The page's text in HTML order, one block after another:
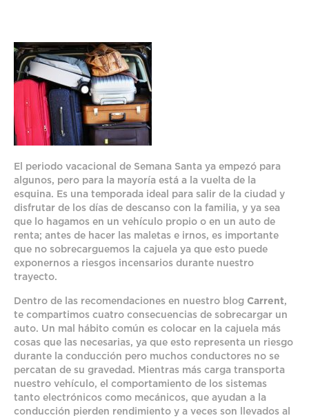
El periodo vacacional de Semana Santa ya empezó para
algunos, pero para la mayoría está a la vuelta de la
esquina. Es una temporada ideal para salir de la ciudad y
disfrutar de los días de descanso con la familia, y ya sea
que lo hagamos en un vehículo propio o en un auto de
renta; antes de hacer las maletas e irnos, es importante
que no sobrecarguemos la cajuela ya que esto puede
exponernos a riesgos incensarios durante nuestro
trayecto.
Dentro de las recomendaciones en nuestro blog Carrent
te compartimos cuatro consecuencias de sobrecargar un
auto. Un mal hábito común es colocar en la cajuela más
cosas que las necesarias, ya que esto representa un riesgo
durante la conducción pero muchos conductores no se
percatan de su gravedad. Mientras más carga transporta
nuestro vehículo, el comportamiento de los sistemas
tanto electrónicos como mecánicos, que ayudan a la
conducción pierden rendimiento y a veces son llevados al